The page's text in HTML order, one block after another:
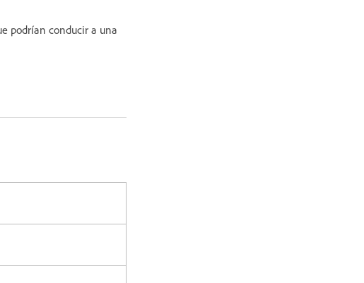
podrían conducir a una